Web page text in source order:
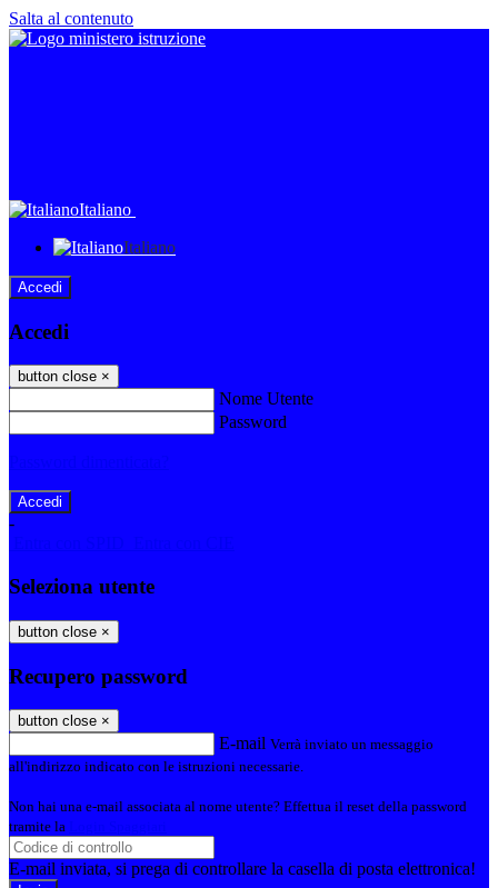
Salta al contenuto
Italiano
Italiano
Accedi
Accedi
button close ×
Nome Utente
Password
-
Seleziona utente
button close ×
Recupero password
button close ×
E-mail Verrà inviato un messaggio
all'indirizzo indicato con le istruzioni necessarie.
Non hai una e-mail associata al nome utente? Effettua il reset della password
tramite la
E-mail inviata, si prega di controllare la casella di posta elettronica!